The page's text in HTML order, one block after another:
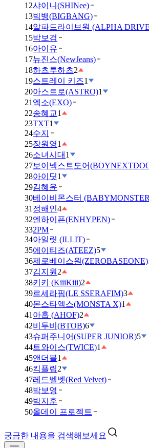
12샤이니(SHINee)
13빅뱅(BIGBANG)
14알파드라이브원 (ALPHA
15박보검
16아이유
17뉴진스(NewJeans)
18하츠투하츠2
19스트레이 키즈1
20아스트로(ASTRO)1
21 엑소(EXO)
22송혜교1
23TXT1
24수지
25장원영1
26소녀시대 1
27보이넥스트도어
28아이딧1
29김혜윤
30베이비몬스터
31 정해인4
32엔하이픈(ENHYPEN)
332PM
34아일릿 (ILLIT)
35에이티즈(ATEEZ)5
36제로베이스원(ZEROBASEONE)
37김지원 2
38키키 (KiiiKiii)2
39르세라핌(LE SSERAFIM)3
40몬스타엑스(MONSTA X)1
41 아홉 (AHOF)2
42비투비(BTOB)6
43슈퍼주니어(SUPER JUNIOR)5
44트와이스(TWICE)1
45앤더블1
46킥플립2
47레드벨벳(Red Velvet)
48박보영
49박지훈
50올데이 프로젝트
궁금한 내용을 검색해보세요